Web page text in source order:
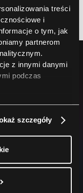
treści
i
o tym, jak
partnerom
z innymi danymi
podczas
szczegóły
się z Tobą tak